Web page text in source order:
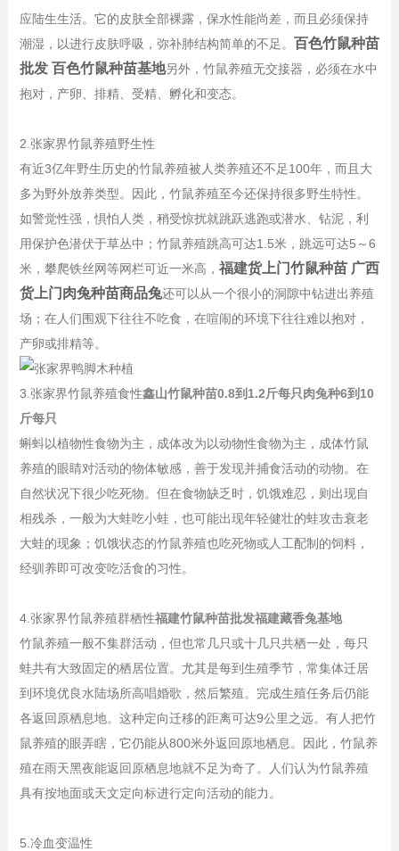
应陆生生活。它的皮肤全部裸露，保水性能尚差，而且必须保持
潮湿，以进行皮肤呼吸，弥补肺结构简单的不足。 百色竹鼠种苗
批发 百色竹鼠种苗基地另外，竹鼠养殖无交接器，必须在水中
抱对，产卵、排精、受精、孵化和变态。
2.张家界竹鼠养殖野生性
有近3亿年野生历史的竹鼠养殖被人类养殖还不足100年，而且大
多为野外放养类型。因此，竹鼠养殖至今还保持很多野生特性。
如警觉性强，惧怕人类，稍受惊扰就跳跃逃跑或潜水、钻泥，利
用保护色潜伏于草丛中；竹鼠养殖跳高可达1.5米，跳远可达5～6
米，攀爬铁丝网等网栏可近一米高， 福建货上门竹鼠种苗 广西
货上门肉兔种苗商品兔还可以从一个很小的洞隙中钻进出养殖
场；在人们围观下往往不吃食，在喧闹的环境下往往难以抱对，
产卵或排精等。
3.张家界竹鼠养殖食性鑫山竹鼠种苗0.8到1.2斤每只肉兔种6到10
斤每只
蝌蚪以植物性食物为主，成体改为以动物性食物为主，成体竹鼠
养殖的眼睛对活动的物体敏感，善于发现并捕食活动的动物。在
自然状况下很少吃死物。但在食物缺乏时，饥饿难忍，则出现自
相残杀，一般为大蛙吃小蛙，也可能出现年轻健壮的蛙攻击衰老
大蛙的现象；饥饿状态的竹鼠养殖也吃死物或人工配制的饲料，
经驯养即可改变吃活食的习性。
4.张家界竹鼠养殖群栖性福建竹鼠种苗批发福建藏香兔基地
竹鼠养殖一般不集群活动，但也常几只或十几只共栖一处，每只
蛙共有大致固定的栖居位置。尤其是每到生殖季节，常集体迁居
到环境优良水陆场所高唱婚歌，然后繁殖。完成生殖任务后仍能
各返回原栖息地。这种定向迁移的距离可达9公里之远。有人把竹
鼠养殖的眼弄瞎，它仍能从800米外返回原地栖息。因此，竹鼠养
殖在雨天黑夜能返回原栖息地就不足为奇了。人们认为竹鼠养殖
具有按地面或天文定向标进行定向活动的能力。
5.冷血变温性